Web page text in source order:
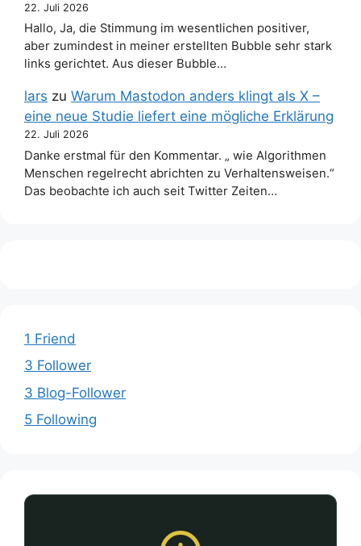
22. Juli 2026
Hallo, Ja, die Stimmung im wesentlichen positiver,
aber zumindest in meiner erstellten Bubble sehr stark
links gerichtet. Aus dieser Bubble…
lars zu Warum Mastodon anders klingt als X –
eine neue Studie liefert eine mögliche Erklärung
22. Juli 2026
Danke erstmal für den Kommentar. „ wie Algorithmen
Menschen regelrecht abrichten zu Verhaltensweisen.“
Das beobachte ich auch seit Twitter Zeiten…
1 Friend
3 Follower
3 Blog-Follower
5 Following